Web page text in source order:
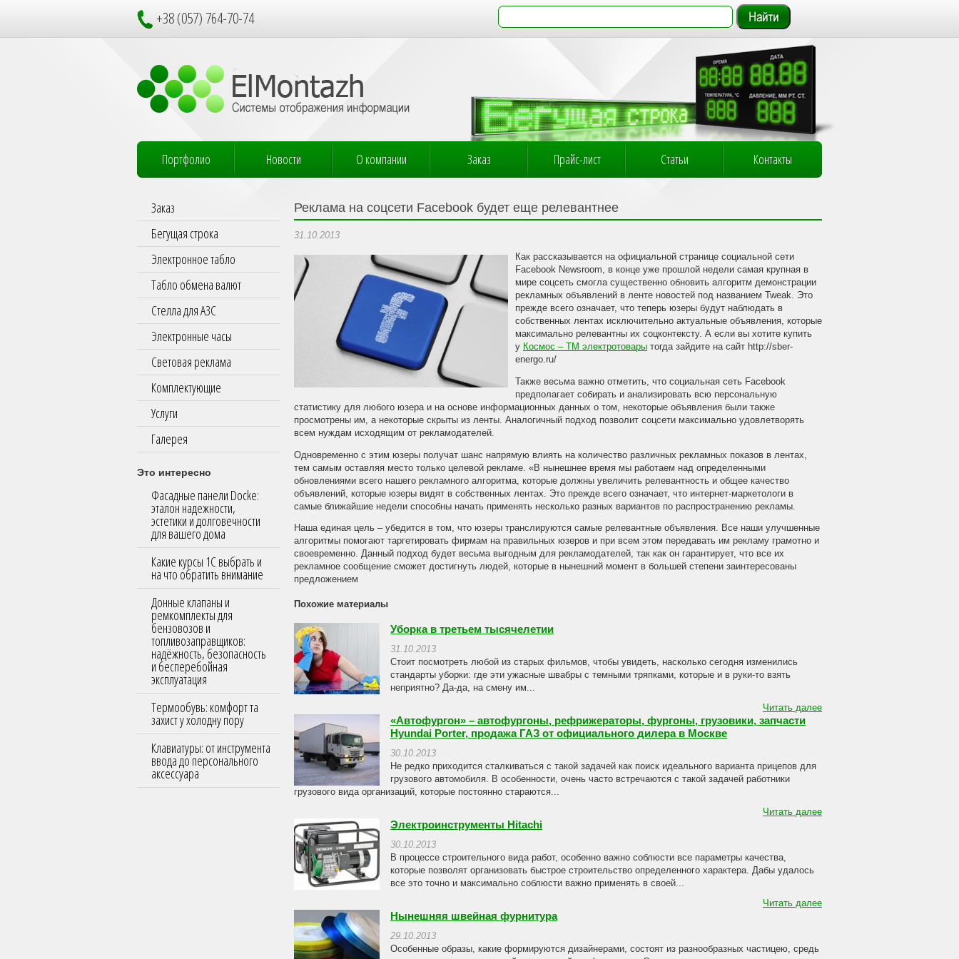
+38 (057) 764-70-74
Портфолио Новости О компании Заказ Прайс-лист Статьи Контакты
Заказ
Бегущая строка
Электронное табло
Табло обмена валют
Стелла для АЗС
Электронные часы
Световая реклама
Комплектующие
Услуги
Галерея
Это интересно
Фасадные панели Docke:
эталон надежности,
эстетики и долговечности
для вашего дома
Какие курсы 1С выбрать и
на что обратить внимание
Донные клапаны и
ремкомплекты для
бензовозов и
топливозаправщиков:
надёжность, безопасность
и бесперебойная
эксплуатация
Термообувь: комфорт та
захист у холодну пору
Клавиатуры: от инструмента
ввода до персонального
аксессуара
Реклама на соцсети Facebook будет еще релевантнее
31.10.2013
Как рассказывается на официальной странице социальной сети
Facebook Newsroom, в конце уже прошлой недели самая крупная в
мире соцсеть смогла существенно обновить алгоритм демонстрации
рекламных объявлений в ленте новостей под названием Tweak. Это
прежде всего означает, что теперь юзеры будут наблюдать в
собственных лентах исключительно актуальные объявления, которые
максимально релевантны их соцконтексту. А если вы хотите купить
у Космос – ТМ электротовары тогда зайдите на сайт http://sber-
energo.ru/
Также весьма важно отметить, что социальная сеть Facebook
предполагает собирать и анализировать всю персональную
статистику для любого юзера и на основе информационных данных о том, некоторые объявления были также
просмотрены им, а некоторые скрыты из ленты. Аналогичный подход позволит соцсети максимально удовлетворять
всем нуждам исходящим от рекламодателей.
Одновременно с этим юзеры получат шанс напрямую влиять на количество различных рекламных показов в лентах,
тем самым оставляя место только целевой рекламе. «В нынешнее время мы работаем над определенными
обновлениями всего нашего рекламного алгоритма, которые должны увеличить релевантность и общее качество
объявлений, которые юзеры видят в собственных лентах. Это прежде всего означает, что интернет-маркетологи в
самые ближайшие недели способны начать применять несколько разных вариантов по распространению рекламы.
Наша единая цель – убедится в том, что юзеры транслируются самые релевантные объявления. Все наши улучшенные
алгоритмы помогают таргетировать фирмам на правильных юзеров и при всем этом передавать им рекламу грамотно и
своевременно. Данный подход будет весьма выгодным для рекламодателей, так как он гарантирует, что все их
рекламное сообщение сможет достигнуть людей, которые в нынешний момент в большей степени заинтересованы
предложением
Похожие материалы
Уборка в третьем тысячелетии
31.10.2013
Стоит посмотреть любой из старых фильмов, чтобы увидеть, насколько сегодня изменились
стандарты уборки: где эти ужасные швабры с темными тряпками, которые и в руки-то взять
неприятно? Да-да, на смену им...
Читать далее
«Автофургон» – автофургоны, рефрижераторы, фургоны, грузовики, запчасти
Hyundai Porter, продажа ГАЗ от официального дилера в Москве
30.10.2013
Не редко приходится сталкиваться с такой задачей как поиск идеального варианта прицепов для
грузового автомобиля. В особенности, очень часто встречаются с такой задачей работники
грузового вида организаций, которые постоянно стараются...
Читать далее
Электроинструменты Hitachi
30.10.2013
В процессе строительного вида работ, особенно важно соблюсти все параметры качества,
которые позволят организовать быстрое строительство определенного характера. Дабы удалось
все это точно и максимально соблюсти важно применять в своей...
Читать далее
Нынешняя швейная фурнитура
29.10.2013
Особенные образы, какие формируются дизайнерами, состоят из разнообразных частицею, средь